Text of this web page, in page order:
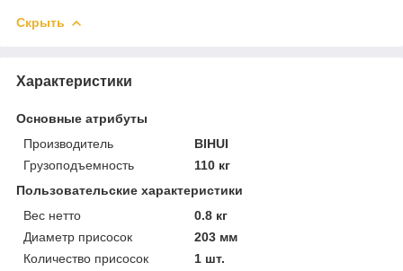
Скрыть
Характеристики
Основные атрибуты
Производитель
BIHUI
Грузоподъемность
110 кг
Пользовательские характеристики
Вес нетто
0.8 кг
Диаметр присосок
203 мм
Количество присосок
1 шт.